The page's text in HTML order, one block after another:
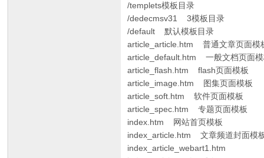
/templets模板目录
/dedecmsv31 3模板目录
/default 默认模板目录
article_article.htm 普通文章页面模
article_default.htm 一般文档页面模
article_flash.htm flash页面模板
article_image.htm 图集页面模板
article_soft.htm 软件页面模板
article_spec.htm 专题页面模板
index.htm 网站首页模板
index_article.htm 文章频道封面模
index_article_webart1.htm